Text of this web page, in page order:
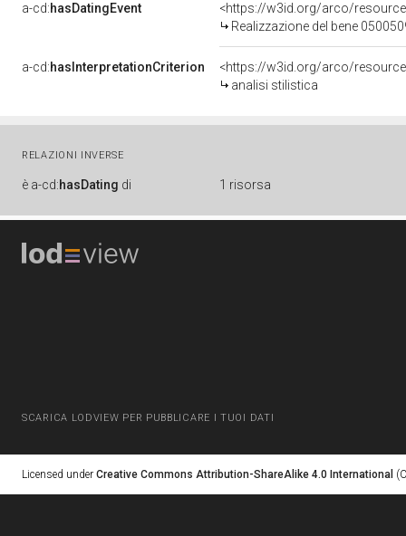
a-cd:hasDatingEvent
<https://w3id.org/arco/
Realizzazione del bene
a-cd:hasInterpretationCriterion
<https://w3id.org/arco/
analisi stilistica
RELAZIONI INVERSE
è a-cd:hasDating di 1 risorsa
SCARICA LODVIEW PER PUBBLICARE I TUOI DATI
Licensed under Creative Commons Attribution-ShareAlike 4.0 International